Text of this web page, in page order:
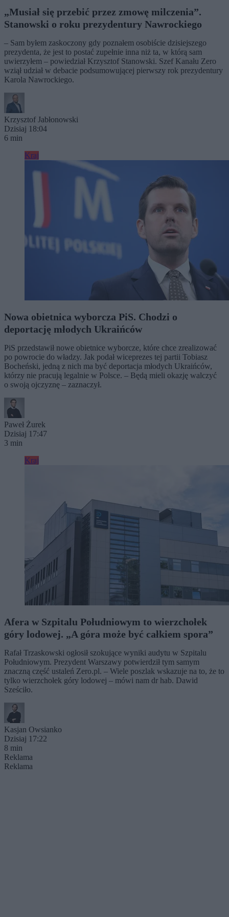
„Musiał się przebić przez zmowę milczenia”.
Stanowski o roku prezydentury Nawrockiego
– Sam byłem zaskoczony gdy poznałem osobiście dzisiejszego
prezydenta, że jest to postać zupełnie inna niż ta, w którą sam
uwierzyłem – powiedział Krzysztof Stanowski. Szef Kanału Zero
wziął udział w debacie podsumowującej pierwszy rok prezydentury
Karola Nawrockiego.
Krzysztof Jabłonowski
Dzisiaj 18:04
6 min
Kraj
Nowa obietnica wyborcza PiS. Chodzi o
deportację młodych Ukraińców
PiS przedstawił nowe obietnice wyborcze, które chce zrealizować
po powrocie do władzy. Jak podał wiceprezes tej partii Tobiasz
Bocheński, jedną z nich ma być deportacja młodych Ukraińców,
którzy nie pracują legalnie w Polsce. – Będą mieli okazję walczyć
o swoją ojczyznę – zaznaczył.
Paweł Żurek
Dzisiaj 17:47
3 min
Kraj
Afera w Szpitalu Południowym to wierzchołek
góry lodowej. „A góra może być całkiem spora”
Rafał Trzaskowski ogłosił szokujące wyniki audytu w Szpitalu
Południowym. Prezydent Warszawy potwierdził tym samym
znaczną część ustaleń Zero.pl. – Wiele poszlak wskazuje na to, że to
tylko wierzchołek góry lodowej – mówi nam dr hab. Dawid
Sześciło.
Kasjan Owsianko
Dzisiaj 17:22
8 min
Reklama
Reklama